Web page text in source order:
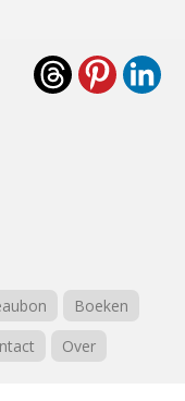
Boeken
Over